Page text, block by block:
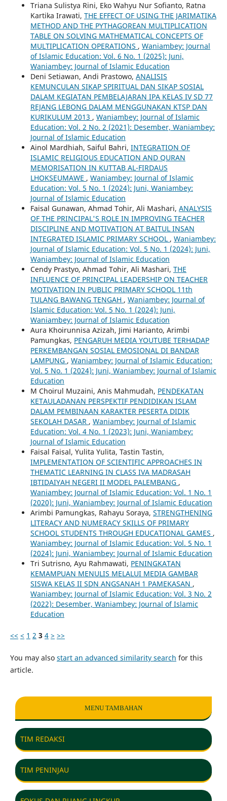
Triana Sulistya Rini, Eko Wahyu Nur Sofianto, Ratna
Kartika Irawati, THE EFFECT OF USING THE JARIMATIKA
METHOD AND THE PYTHAGOREAN MULTIPLICATION
TABLE ON SOLVING MATHEMATICAL CONCEPTS OF
MULTIPLICATION OPERATIONS , Waniambey: Journal
of Islamic Education: Vol. 6 No. 1 (2025): Juni,
Waniambey: Journal of Islamic Education
Deni Setiawan, Andi Prastowo, ANALISIS
KEMUNCULAN SIKAP SPIRITUAL DAN SIKAP SOSIAL
DALAM KEGIATAN PEMBELAJARAN IPA KELAS IV SD 77
REJANG LEBONG DALAM MENGGUNAKAN KTSP DAN
KURIKULUM 2013 , Waniambey: Journal of Islamic
Education: Vol. 2 No. 2 (2021): Desember, Waniambey:
Journal of Islamic Education
Ainol Mardhiah, Saiful Bahri, INTEGRATION OF
ISLAMIC RELIGIOUS EDUCATION AND QURAN
MEMORISATION IN KUTTAB AL-FIRDAUS
LHOKSEUMAWE , Waniambey: Journal of Islamic
Education: Vol. 5 No. 1 (2024): Juni, Waniambey:
Journal of Islamic Education
Faisal Gunawan, Ahmad Tohir, Ali Mashari, ANALYSIS
OF THE PRINCIPAL'S ROLE IN IMPROVING TEACHER
DISCIPLINE AND MOTIVATION AT BAITUL INSAN
INTEGRATED ISLAMIC PRIMARY SCHOOL , Waniambey:
Journal of Islamic Education: Vol. 5 No. 1 (2024): Juni,
Waniambey: Journal of Islamic Education
Cendy Prastyo, Ahmad Tohir, Ali Mashari, THE
INFLUENCE OF PRINCIPAL LEADERSHIP ON TEACHER
MOTIVATION IN PUBLIC PRIMARY SCHOOL 11th
TULANG BAWANG TENGAH , Waniambey: Journal of
Islamic Education: Vol. 5 No. 1 (2024): Juni,
Waniambey: Journal of Islamic Education
Aura Khoirunnisa Azizah, Jimi Harianto, Arimbi
Pamungkas, PENGARUH MEDIA YOUTUBE TERHADAP
PERKEMBANGAN SOSIAL EMOSIONAL DI BANDAR
LAMPUNG , Waniambey: Journal of Islamic Education:
Vol. 5 No. 1 (2024): Juni, Waniambey: Journal of Islamic
Education
M Choirul Muzaini, Anis Mahmudah, PENDEKATAN
KETAULADANAN PERSPEKTIF PENDIDIKAN ISLAM
DALAM PEMBINAAN KARAKTER PESERTA DIDIK
SEKOLAH DASAR , Waniambey: Journal of Islamic
Education: Vol. 4 No. 1 (2023): Juni, Waniambey:
Journal of Islamic Education
Faisal Faisal, Yulita Yulita, Tastin Tastin,
IMPLEMENTATION OF SCIENTIFIC APPROACHES IN
THEMATIC LEARNING IN CLASS IVA MADRASAH
IBTIDAIYAH NEGERI II MODEL PALEMBANG ,
Waniambey: Journal of Islamic Education: Vol. 1 No. 1
(2020): Juni, Waniambey: Journal of Islamic Education
Arimbi Pamungkas, Rahayu Soraya, STRENGTHENING
LITERACY AND NUMERACY SKILLS OF PRIMARY
SCHOOL STUDENTS THROUGH EDUCATIONAL GAMES ,
Waniambey: Journal of Islamic Education: Vol. 5 No. 1
(2024): Juni, Waniambey: Journal of Islamic Education
Tri Sutrisno, Ayu Rahmawati, PENINGKATAN
KEMAMPUAN MENULIS MELALUI MEDIA GAMBAR
SISWA KELAS II SDN ANGSANAH 1 PAMEKASAN ,
Waniambey: Journal of Islamic Education: Vol. 3 No. 2
(2022): Desember, Waniambey: Journal of Islamic
Education
<< < 1 2 3 4 > >>
You may also start an advanced similarity search for this
article.
MENU TAMBAHAN
TIM REDAKSI
TIM PENINJAU